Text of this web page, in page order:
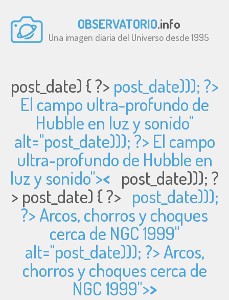
OBSERVATORIO.info
Una imagen diaria del Universo desde 1995
post_date) { ?> post_date))); ?>
El campo ultra-profundo de
Hubble en luz y sonido"
alt="post_date))); ?> El campo
ultra-profundo de Hubble en
luz y sonido">< post_date))); ?
> post_date) { ?> post_date)));
?> Arcos, chorros y choques
cerca de NGC 1999"
alt="post_date))); ?> Arcos,
chorros y choques cerca de
NGC 1999">>